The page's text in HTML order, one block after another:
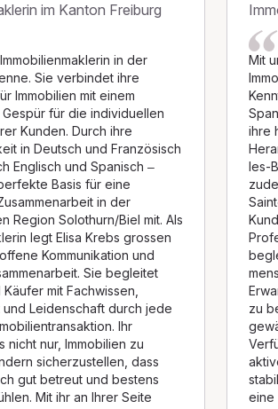
im Kanton Freiburg
in der
Sie verbindet ihre
Immobilien mit einem
für die individuellen
Kunden. Durch ihre
in Deutsch und Französisch
Englisch und Spanisch –
Basis für eine
in der
Region Solothurn/Biel mit. Als
legt Elisa Krebs grossen
Kommunikation und
Sie begleitet
mit Fachwissen,
und Leidenschaft durch jede
Ihr
nicht nur, Immobilien zu
sicherzustellen, dass
gut betreut und bestens
Mit ihr an Ihrer Seite
Mit
ihre
les-
zu
eine